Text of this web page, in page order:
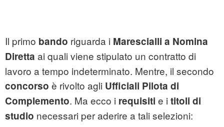
Il primo bando riguarda i Marescialli a Nomina
Diretta ai quali viene stipulato un contratto di
lavoro a tempo indeterminato. Mentre, il secondo
concorso è rivolto agli Ufficiali Pilota di
Complemento. Ma ecco i requisiti e i titoli di
studio necessari per aderire a tali selezioni: